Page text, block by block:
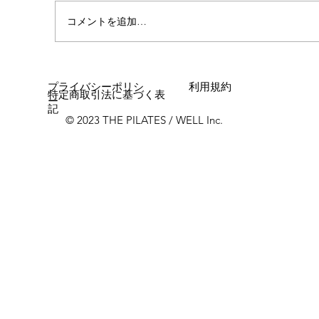
心斎橋店 店長就任！！
コメントを追加…
© 2023 THE PILATES / WELL Inc.
プライバシーポリシ
ー
利用規約
特定商取引法に基づく表
記